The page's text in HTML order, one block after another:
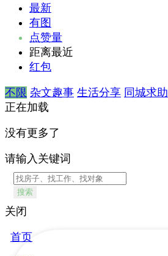
最新
有图
点赞量
距离最近
红包
不限 杂文趣事 生活分享 同城求助
正在加载
没有更多了
请输入关键词
搜索
关闭
首页